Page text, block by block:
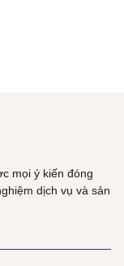
mọi ý kiến đóng
dịch vụ và sản